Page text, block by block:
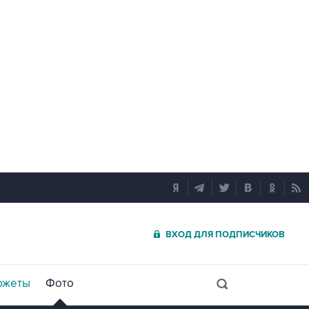
ВХОД ДЛЯ ПОДПИСЧИКОВ
Фото